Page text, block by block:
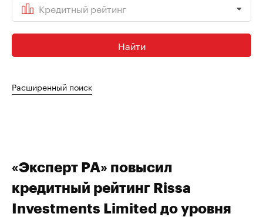
Кредитный рейтинг
Найти
Расширенный поиск
«Эксперт РА» повысил
кредитный рейтинг Rissa
Investments Limited до уровня